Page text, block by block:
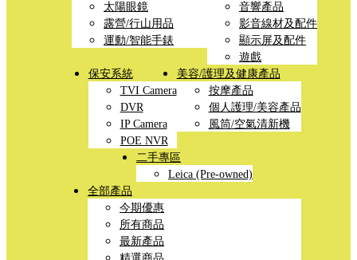
太陽眼鏡
露營/行山用品
運動/智能手錶
音響產品
影音線材及配件
顯示屏及配件
遊戲
保安系統
TVI Camera
DVR
IP Camera
POE NVR
美容/護理及健康產品
按摩產品
個人護理/美容產品
風筒/空氣清新機
二手專區
Leica (Pre-owned)
全部產品
今期優惠
所有商品
最新產品